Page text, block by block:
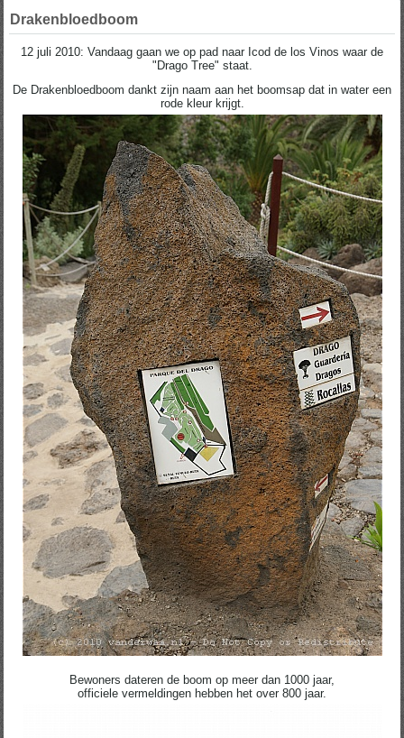
Drakenbloedboom
12 juli 2010: Vandaag gaan we op pad naar Icod de los Vinos waar de
"Drago Tree" staat.
De Drakenbloedboom dankt zijn naam aan het boomsap dat in water een
rode kleur krijgt.
Bewoners dateren de boom op meer dan 1000 jaar,
officiele vermeldingen hebben het over 800 jaar.